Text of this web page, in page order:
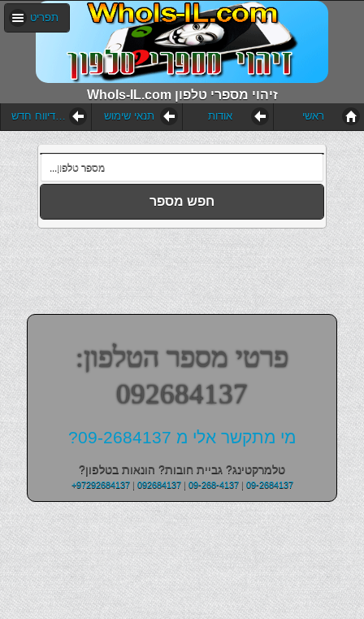
WhoIs-IL.com זיהוי מספרי טלפון
תפריט
הוסף דיווח חדש תנאי שימוש אודות ראשי
חפש מספר
פרטי מספר הטלפון:
092684137
מי מתקשר אלי מ 09-2684137?
טלמרקטינג? גביית חובות? הונאות בטלפון?
+97292684137| 092684137| 09-268-4137| 09-2684137